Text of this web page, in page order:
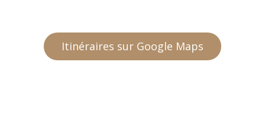
Itinéraires sur Google Maps